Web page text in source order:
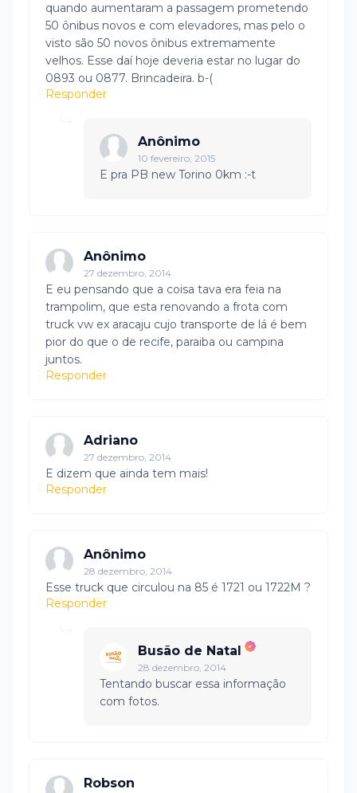
quando aumentaram a passagem prometendo
50 ônibus novos e com elevadores, mas pelo o
visto são 50 novos ônibus extremamente
velhos. Esse daí hoje deveria estar no lugar do
0893 ou 0877. Brincadeira. b-(
Responder
Anônimo
10 fevereiro, 2015
E pra PB new Torino 0km :-t
Anônimo
27 dezembro, 2014
E eu pensando que a coisa tava era feia na
trampolim, que esta renovando a frota com
truck vw ex aracaju cujo transporte de lá é bem
pior do que o de recife, paraiba ou campina
juntos.
Responder
Adriano
27 dezembro, 2014
E dizem que ainda tem mais!
Responder
Anônimo
28 dezembro, 2014
Esse truck que circulou na 85 é 1721 ou 1722M ?
Responder
Busão de Natal
28 dezembro, 2014
Tentando buscar essa informação
com fotos.
Robson